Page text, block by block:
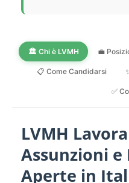
🏛️ Chi è LVMH 💼
📋 Come Candidarsi
✅
LVMH
Assunzioni e
Aperte in